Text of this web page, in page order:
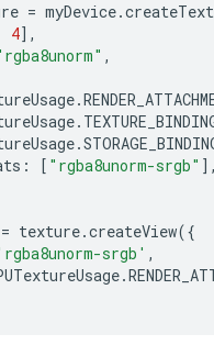
= myDevice.
4],
,
.
.
.
: [ "rgba8unorm-srgb" ],
= texture.createView({
srgb' ,
.